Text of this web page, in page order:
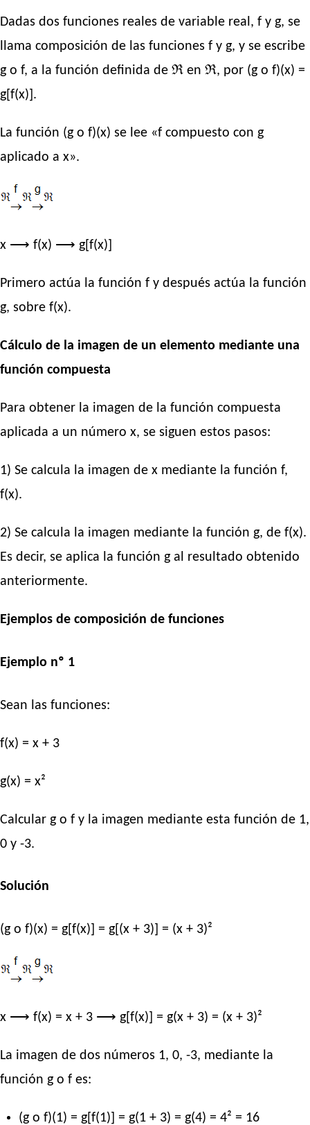
Dadas dos funciones reales de variable real, f y g, se
llama composición de las funciones f y g, y se escribe
g o f, a la función definida de ℜ en ℜ, por (g o f)(x) =
g[f(x)].
La función (g o f)(x) se lee «f compuesto con g
aplicado a x».
x ⟶ f(x) ⟶ g[f(x)]
Primero actúa la función f y después actúa la función
g, sobre f(x).
Cálculo de la imagen de un elemento mediante una
función compuesta
Para obtener la imagen de la función compuesta
aplicada a un número x, se siguen estos pasos:
1) Se calcula la imagen de x mediante la función f,
f(x).
2) Se calcula la imagen mediante la función g, de f(x).
Es decir, se aplica la función g al resultado obtenido
anteriormente.
Ejemplos de composición de funciones
Ejemplo nº 1
Sean las funciones:
f(x) = x + 3
g(x) = x²
Calcular g o f y la imagen mediante esta función de 1,
0 y -3.
Solución
(g o f)(x) = g[f(x)] = g[(x + 3)] = (x + 3)²
x ⟶ f(x) = x + 3 ⟶ g[f(x)] = g(x + 3) = (x + 3)²
La imagen de dos números 1, 0, -3, mediante la
función g o f es:
(g o f)(1) = g[f(1)] = g(1 + 3) = g(4) = 4² = 16